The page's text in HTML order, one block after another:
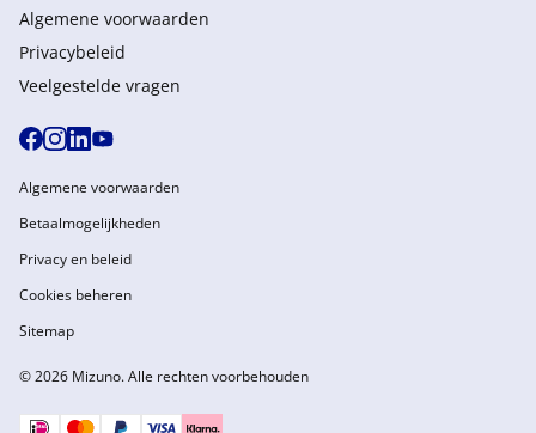
Algemene voorwaarden
Privacybeleid
Veelgestelde vragen
© 2026 Mizuno. Alle rechten voorbehouden
Algemene voorwaarden
Betaalmogelijkheden
Privacy en beleid
Cookies beheren
Sitemap